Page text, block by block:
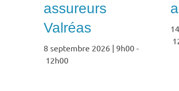
assureurs
Valréas
8 septembre 2026 | 9h00 -
12h00